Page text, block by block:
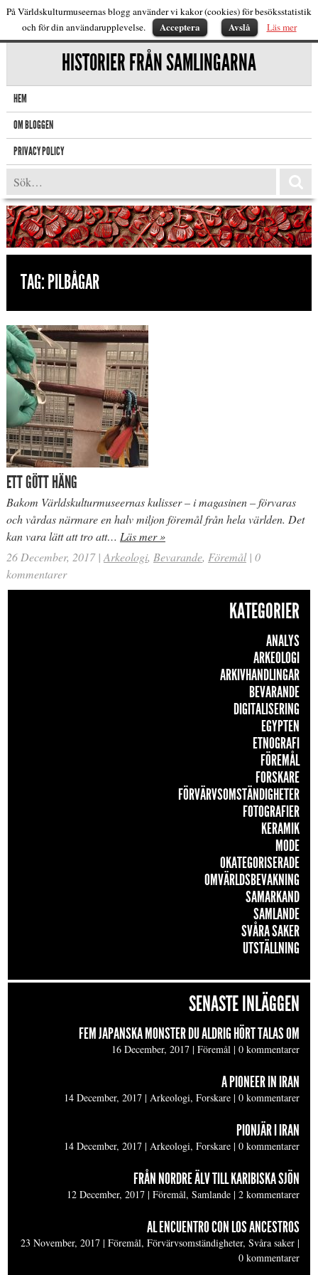
HISTORIER FRÅN SAMLINGARNA
HEM
OM BLOGGEN
PRIVACY POLICY
TAG:PILBÅGAR
ETT GÖTT HÄNG
Bakom Världskulturmuseernas kulisser – i magasinen – förvaras
och vårdas närmare en halv miljon föremål från hela världen. Det
kan vara lätt att tro att… Läs mer »
26 December, 2017 | Arkeologi, Bevarande, Föremål | 0
kommentarer
KATEGORIER
ANALYS
ARKEOLOGI
ARKIVHANDLINGAR
BEVARANDE
DIGITALISERING
EGYPTEN
ETNOGRAFI
FÖREMÅL
FORSKARE
FÖRVÄRVSOMSTÄNDIGHETER
FOTOGRAFIER
KERAMIK
MODE
OKATEGORISERADE
OMVÄRLDSBEVAKNING
SAMARKAND
SAMLANDE
SVÅRA SAKER
UTSTÄLLNING
SENASTE INLÄGGEN
FEM JAPANSKA MONSTER DU ALDRIG HÖRT TALAS OM
16 December, 2017 |Föremål |0 kommentarer
A PIONEER IN IRAN
14 December, 2017 | Arkeologi, Forskare |0 kommentarer
PIONJÄR I IRAN
14 December, 2017 | Arkeologi, Forskare |0 kommentarer
FRÅN NORDRE ÄLV TILL KARIBISKA SJÖN
12 December, 2017 |Föremål, Samlande |2 kommentarer
AL ENCUENTRO CON LOS ANCESTROS
23 November, 2017 |Föremål, Förvärvsomständigheter, Svåra saker |
0 kommentarer
På Världskulturmuseernas blogg använder vi kakor (cookies) för besöksstatistik
och för din användarupplevelse.
Acceptera Avslå Läs mer